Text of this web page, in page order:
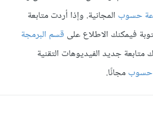
حسوب المجانية. وإذا أردت متابعة
فيمكنك الاطلاع على قسم البرمجة
متابعة جديد الفيديوهات التقنية
حسوبمجانًا.